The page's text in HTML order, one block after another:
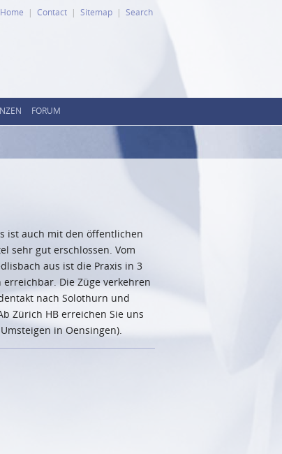
Home Contact Sitemap Search
FORUM
ist auch mit den öffentlichen
sehr gut erschlossen. Vom
aus ist die Praxis in 3
erreichbar. Die Züge verkehren
nach Solothurn und
Zürich HB erreichen Sie uns
in Oensingen).